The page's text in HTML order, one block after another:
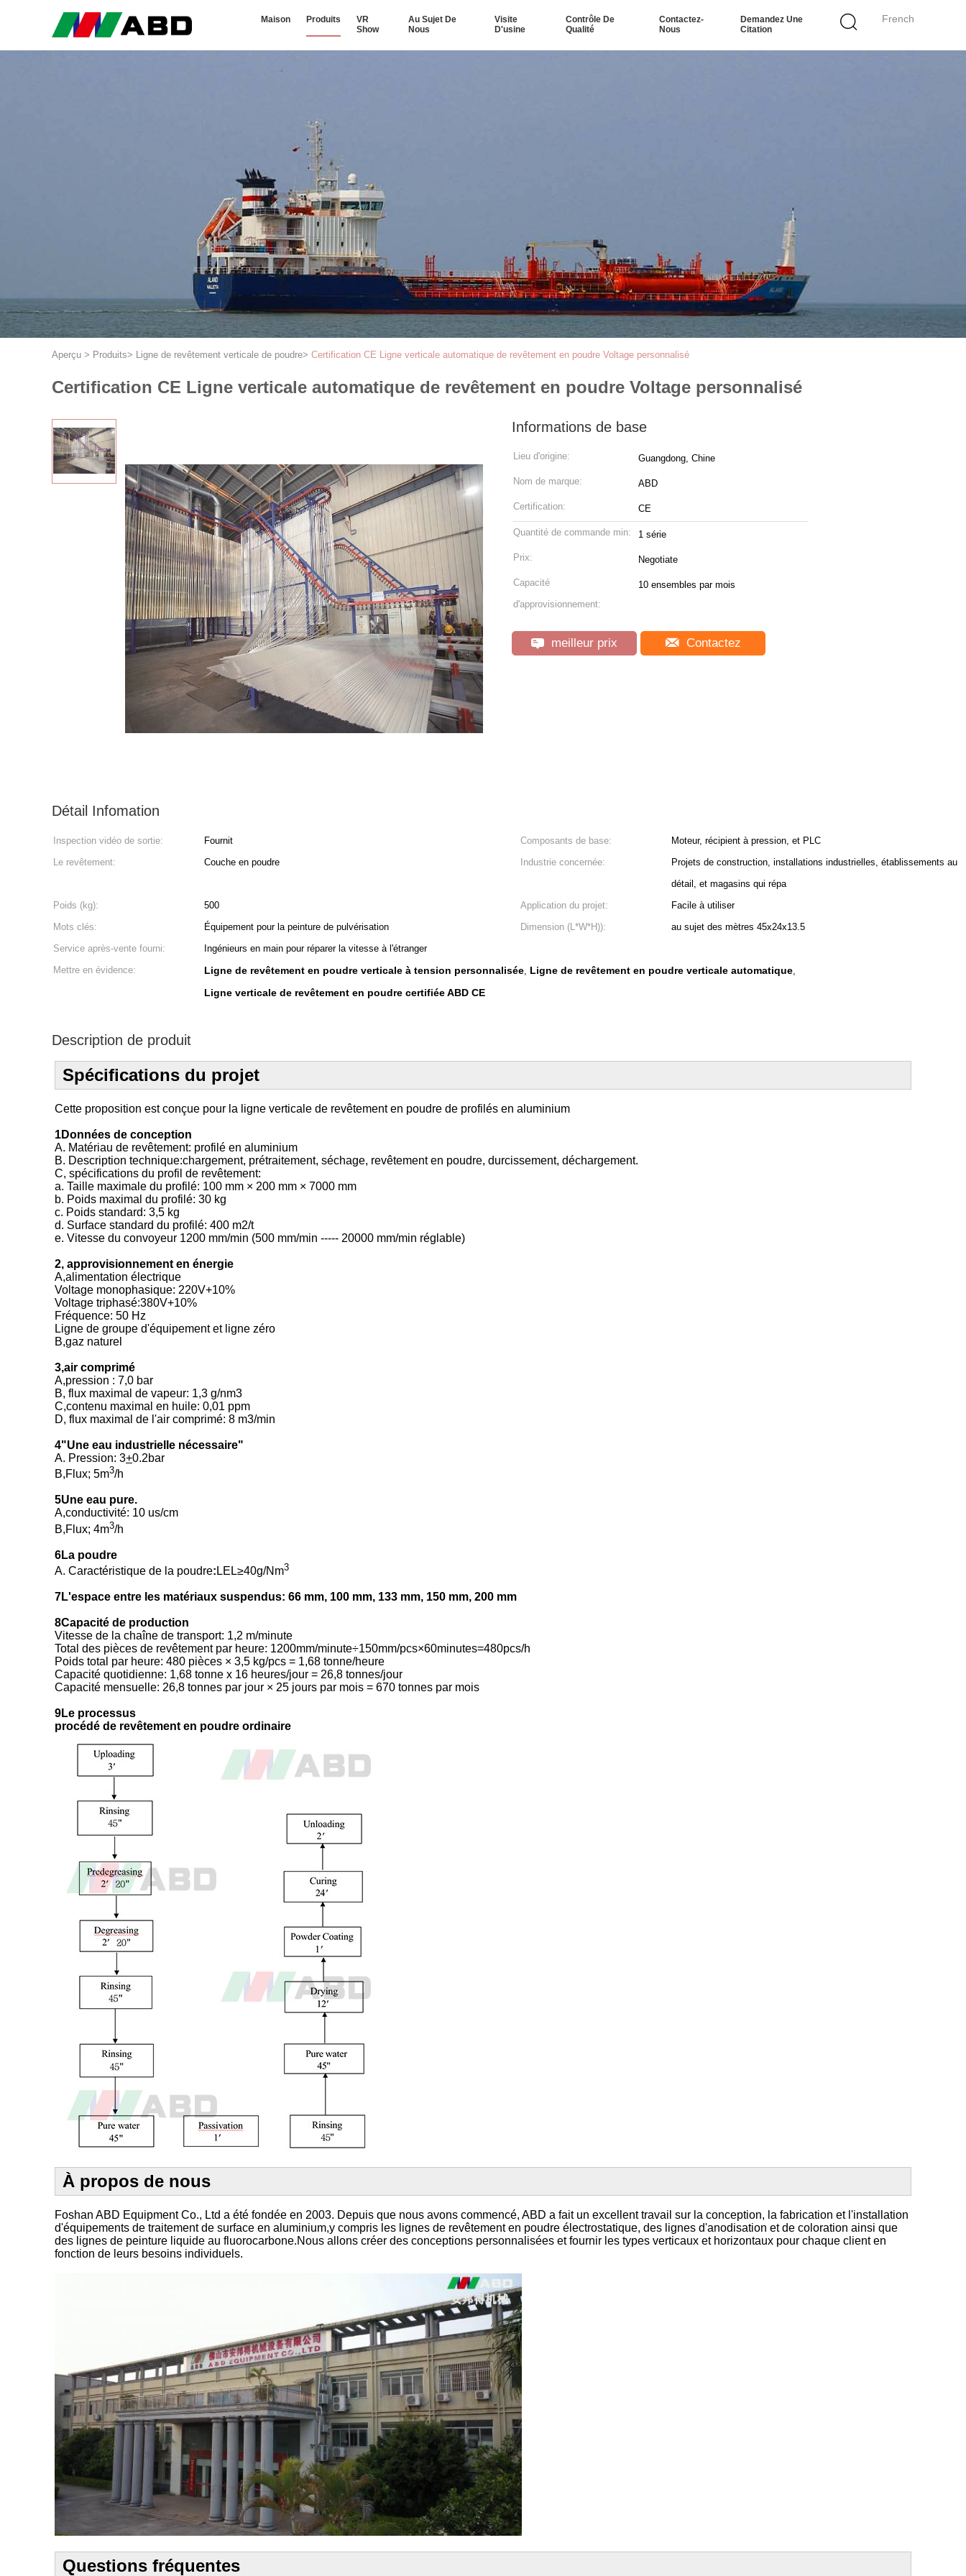
French
Maison Produits
VR
Show
Au Sujet De
Nous
Visite
D'usine
Contrôle De
Qualité
Contactez-
Nous
Demandez Une
Citation
Aperçu > Produits> Ligne de revêtement verticale de poudre> Certification CE Ligne verticale automatique de revêtement en poudre Voltage personnalisé
Certification CE Ligne verticale automatique de revêtement en poudre Voltage personnalisé
Informations de base
Lieu d'origine: Guangdong, Chine
Nom de marque: ABD
Certification: CE
Quantité de commande min: 1 série
Prix: Negotiate
Capacité
d'approvisionnement:
10 ensembles par mois
meilleur prix Contactez
Détail Infomation
Inspection vidéo de sortie: Fournit Composants de base:
Moteur, récipient à pression, et PLC
Le revêtement:
Couche en poudre Industrie concernée:
Projets de construction, installations industrielles, établissements au
détail, et magasins qui répa
Poids (kg):
500 Application du projet:
Facile à utiliser
Mots clés:
Équipement pour la peinture de pulvérisation Dimension (L*W*H)):
au sujet des mètres 45x24x13.5
Service après-vente fourni:
Ingénieurs en main pour réparer la vitesse à l'étranger
Mettre en évidence:
Ligne de revêtement en poudre verticale à tension personnalisée, Ligne de revêtement en poudre verticale automatique,
Ligne verticale de revêtement en poudre certifiée ABD CE
Description de produit
Spécifications du projet
Cette proposition est conçue pour la ligne verticale de revêtement en poudre de profilés en aluminium
1Données de conception
A. Matériau de revêtement: profilé en aluminium
B. Description technique:chargement, prétraitement, séchage, revêtement en poudre, durcissement, déchargement.
C, spécifications du profil de revêtement:
a. Taille maximale du profilé: 100 mm × 200 mm × 7000 mm
b. Poids maximal du profilé: 30 kg
c. Poids standard: 3,5 kg
d. Surface standard du profilé: 400 m2/t
e. Vitesse du convoyeur 1200 mm/min (500 mm/min ----- 20000 mm/min réglable)
2, approvisionnement en énergie
A,alimentation électrique
Voltage monophasique: 220V+10%
Voltage triphasé:380V+10%
Fréquence: 50 Hz
Ligne de groupe d'équipement et ligne zéro
B,gaz naturel
3,air comprimé
A,pression : 7,0 bar
B, flux maximal de vapeur: 1,3 g/nm3
C,contenu maximal en huile: 0,01 ppm
D, flux maximal de l'air comprimé: 8 m3/min
4"Une eau industrielle nécessaire"
A. Pression: 3+0.2bar
B,Flux; 5m3/h
5Une eau pure.
A,conductivité: 10 us/cm
B,Flux; 4m3/h
6La poudre
A. Caractéristique de la poudre: LEL≥40g/Nm3
7L'espace entre les matériaux suspendus: 66 mm, 100 mm, 133 mm, 150 mm, 200 mm
8Capacité de production
Vitesse de la chaîne de transport: 1,2 m/minute
Total des pièces de revêtement par heure: 1200mm/minute÷150mm/pcs×60minutes=480pcs/h
Poids total par heure: 480 pièces × 3,5 kg/pcs = 1,68 tonne/heure
Capacité quotidienne: 1,68 tonne x 16 heures/jour = 26,8 tonnes/jour
Capacité mensuelle: 26,8 tonnes par jour × 25 jours par mois = 670 tonnes par mois
9Le processus
procédé de revêtement en poudre ordinaire
À propos de nous
Foshan ABD Equipment Co., Ltd a été fondée en 2003. Depuis que nous avons commencé, ABD a fait un excellent travail sur la conception, la fabrication et l'installation
d'équipements de traitement de surface en aluminium,y compris les lignes de revêtement en poudre électrostatique, des lignes d'anodisation et de coloration ainsi que
des lignes de peinture liquide au fluorocarbone.Nous allons créer des conceptions personnalisées et fournir les types verticaux et horizontaux pour chaque client en
fonction de leurs besoins individuels.
Questions fréquentes